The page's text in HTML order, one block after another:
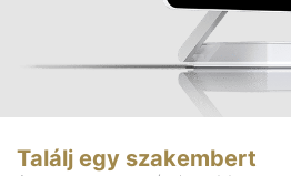
Találj egy szakembert